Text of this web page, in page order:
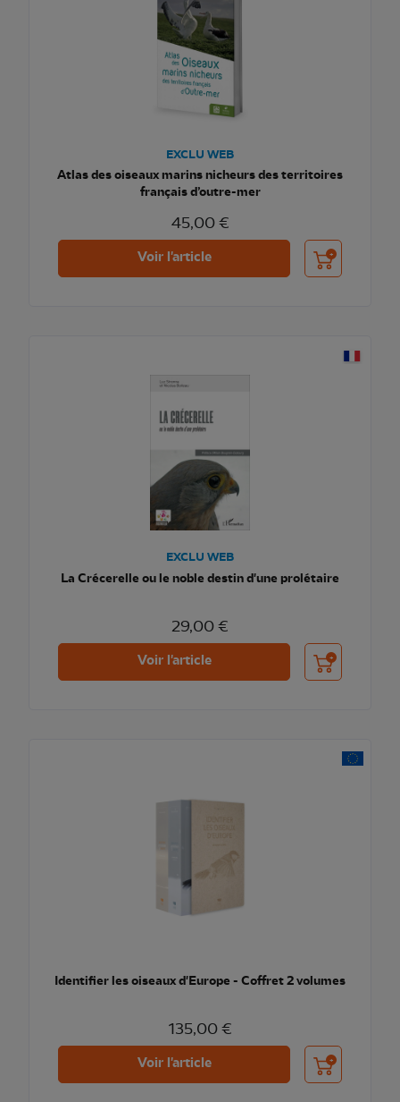
EXCLU WEB
Atlas des oiseaux marins nicheurs des territoires
français d’outre-mer
45,00 €
Voir l'article Ajouter au
EXCLU WEB
La Crécerelle ou le noble destin d'une prolétaire
29,00 €
Voir l'article Ajouter au
Identifier les oiseaux d'Europe - Coffret 2 volumes
135,00 €
Voir l'article Ajouter au